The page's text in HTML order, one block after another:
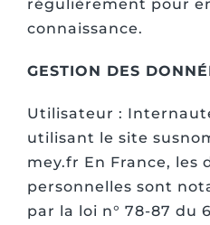
régulièrement pour
connaissance.
GESTION DES
Utilisateur :
utilisant le site
mey.fr En France, les
personnelles sont
par la loi n° 78-87 du